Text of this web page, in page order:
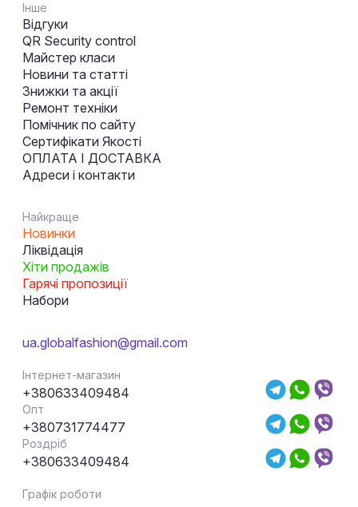
Інше
Відгуки
QR Security control
Майстер класи
Новини та статті
Знижки та акції
Ремонт техніки
Помічник по сайту
Сертифікати Якості
ОПЛАТА І ДОСТАВКА
Адреси і контакти
Найкраще
Новинки
Ліквідація
Хіти продажів
Гарячі пропозиції
Набори
ua.globalfashion@gmail.com
Інтернет-магазин
+380633409484
Опт
+380731774477
Роздріб
+380633409484
Графік роботи